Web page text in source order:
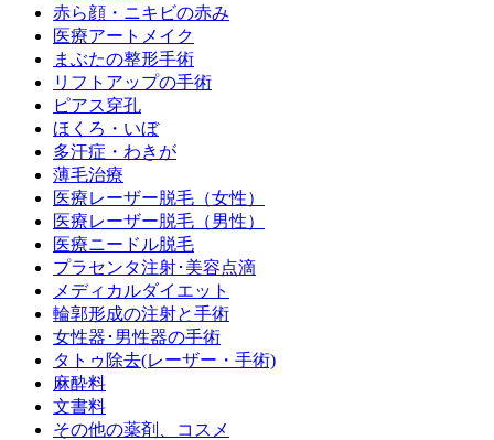
赤ら顔・ニキビの赤み
医療アートメイク
まぶたの整形手術
リフトアップの手術
ピアス穿孔
ほくろ・いぼ
多汗症・わきが
薄毛治療
医療レーザー脱毛（女性）
医療レーザー脱毛（男性）
医療ニードル脱毛
プラセンタ注射･美容点滴
メディカルダイエット
輪郭形成の注射と手術
女性器･男性器の手術
タトゥ除去(レーザー・手術)
麻酔料
文書料
その他の薬剤、コスメ